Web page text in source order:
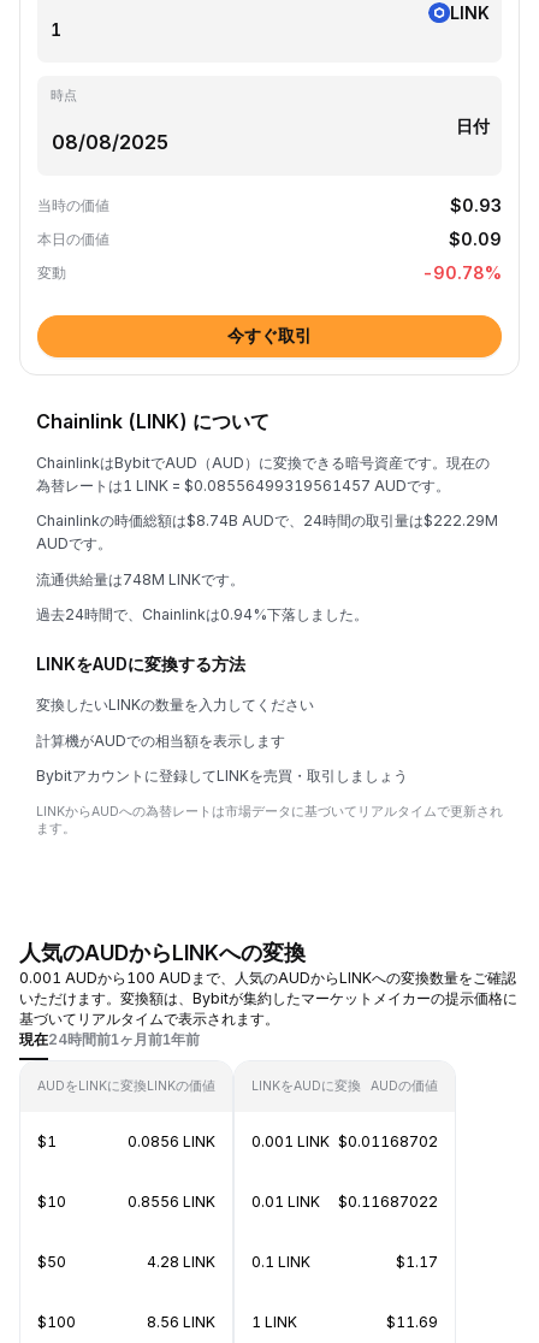
LINK
時点
日付
当時の価値 $0.93
本日の価値 $0.09
変動 -90.78%
今すぐ取引
Chainlink (LINK) について
ChainlinkはBybitでAUD（AUD）に変換できる暗号資産です。現在の
為替レートは1 LINK = $0.08556499319561457 AUDです。
Chainlinkの時価総額は$8.74B AUDで、24時間の取引量は$222.29M
AUDです。
流通供給量は748M LINKです。
過去24時間で、Chainlinkは0.94%下落しました。
LINKをAUDに変換する方法
変換したいLINKの数量を入力してください
計算機がAUDでの相当額を表示します
Bybitアカウントに登録してLINKを売買・取引しましょう
LINKからAUDへの為替レートは市場データに基づいてリアルタイムで更新され
ます。
人気のAUDからLINKへの変換
0.001 AUDから100 AUDまで、人気のAUDからLINKへの変換数量をご確認
いただけます。変換額は、Bybitが集約したマーケットメイカーの提示価格に
基づいてリアルタイムで表示されます。
現在24時間前1ヶ月前1年前
AUDをLINKに変換LINKの価値
$1 0.0856 LINK
$10 0.8556 LINK
$50 4.28 LINK
$100 8.56 LINK
LINKをAUDに変換 AUDの価値
0.001 LINK $0.01168702
0.01 LINK $0.11687022
0.1 LINK $1.17
1 LINK $11.69